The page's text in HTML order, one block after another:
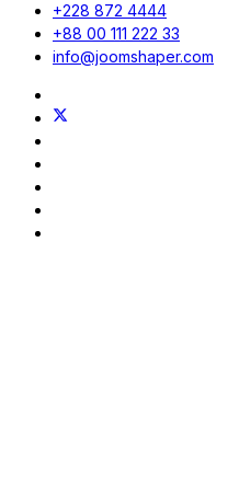
+228 872 4444
+88 00 111 222 33
info@joomshaper.com